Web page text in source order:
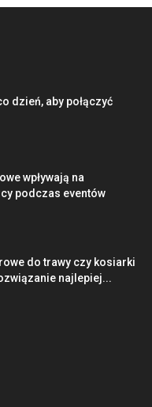
dzień, aby połączyć
wpływają na
podczas eventów
do trawy czy kosiarki
najlepiej...